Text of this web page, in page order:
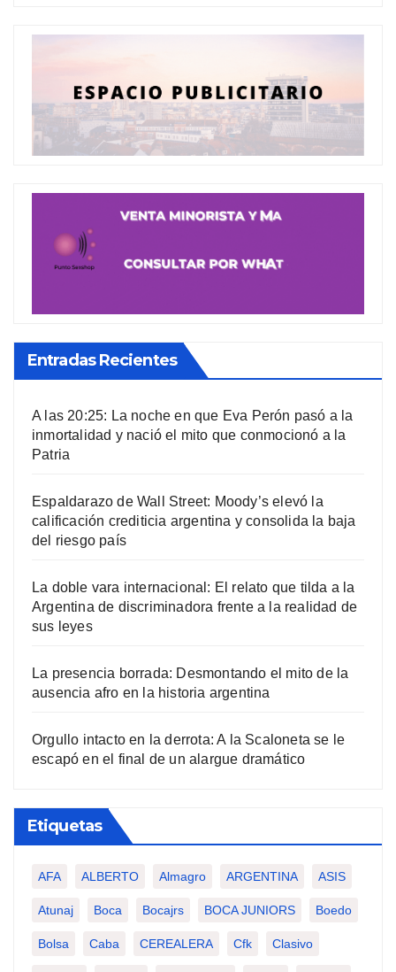
Entradas Recientes
A las 20:25: La noche en que Eva Perón pasó a la
inmortalidad y nació el mito que conmocionó a la
Patria
Espaldarazo de Wall Street: Moody’s elevó la
calificación crediticia argentina y consolida la baja
del riesgo país
La doble vara internacional: El relato que tilda a la
Argentina de discriminadora frente a la realidad de
sus leyes
La presencia borrada: Desmontando el mito de la
ausencia afro en la historia argentina
Orgullo intacto en la derrota: A la Scaloneta se le
escapó en el final de un alargue dramático
Etiquetas
AFA ALBERTO Almagro ARGENTINA ASIS
Atunaj Boca Bocajrs BOCA JUNIORS Boedo
Bolsa Caba CEREALERA Cfk Clasivo